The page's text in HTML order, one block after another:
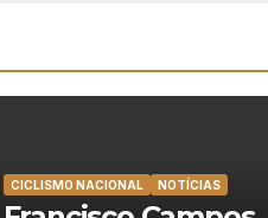
CICLISMO NACIONAL NOTÍCIAS